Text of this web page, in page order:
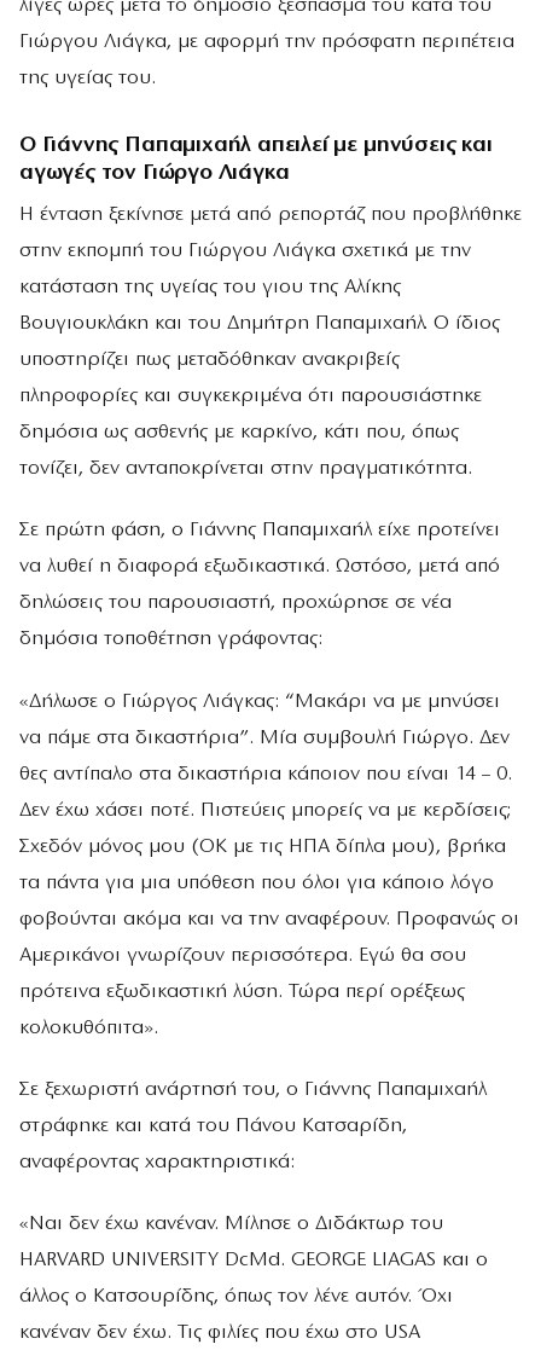
λίγες ώρες μετά το δημόσιο ξέσπασμά του κατά του
Γιώργου Λιάγκα, με αφορμή την πρόσφατη περιπέτεια
της υγείας του.
Ο Γιάννης Παπαμιχαήλ απειλεί με μηνύσεις και
αγωγές τον Γιώργο Λιάγκα
Η ένταση ξεκίνησε μετά από ρεπορτάζ που προβλήθηκε
στην εκπομπή του Γιώργου Λιάγκα σχετικά με την
κατάσταση της υγείας του γιου της Αλίκης
Βουγιουκλάκη και του Δημήτρη Παπαμιχαήλ. Ο ίδιος
υποστηρίζει πως μεταδόθηκαν ανακριβείς
πληροφορίες και συγκεκριμένα ότι παρουσιάστηκε
δημόσια ως ασθενής με καρκίνο, κάτι που, όπως
τονίζει, δεν ανταποκρίνεται στην πραγματικότητα.
Σε πρώτη φάση, ο Γιάννης Παπαμιχαήλ είχε προτείνει
να λυθεί η διαφορά εξωδικαστικά. Ωστόσο, μετά από
δηλώσεις του παρουσιαστή, προχώρησε σε νέα
δημόσια τοποθέτηση γράφοντας:
«Δήλωσε ο Γιώργος Λιάγκας: “Μακάρι να με μηνύσει
να πάμε στα δικαστήρια”. Μία συμβουλή Γιώργο. Δεν
θες αντίπαλο στα δικαστήρια κάποιον που είναι 14 – 0.
Δεν έχω χάσει ποτέ. Πιστεύεις μπορείς να με κερδίσεις;
Σχεδόν μόνος μου (ΟΚ με τις ΗΠΑ δίπλα μου), βρήκα
τα πάντα για μια υπόθεση που όλοι για κάποιο λόγο
φοβούνται ακόμα και να την αναφέρουν. Προφανώς οι
Αμερικάνοι γνωρίζουν περισσότερα. Εγώ θα σου
πρότεινα εξωδικαστική λύση. Τώρα περί ορέξεως
κολοκυθόπιτα».
Σε ξεχωριστή ανάρτησή του, ο Γιάννης Παπαμιχαήλ
στράφηκε και κατά του Πάνου Κατσαρίδη,
αναφέροντας χαρακτηριστικά:
«Ναι δεν έχω κανέναν. Μίλησε ο Διδάκτωρ του
HARVARD UNIVERSITY DcMd. GEORGE LIAGAS και ο
άλλος ο Κατσουρίδης, όπως τον λένε αυτόν. Όχι
κανέναν δεν έχω. Τις φιλίες που έχω στο USA